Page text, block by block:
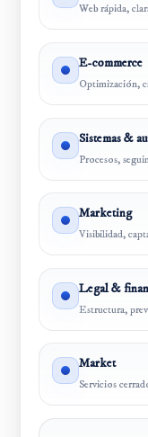
Web rápida,
E-commerce
Optimización,
Sistemas &
Procesos,
Marketing
Visibilidad,
Legal &
Estructura,
Market
Servicios